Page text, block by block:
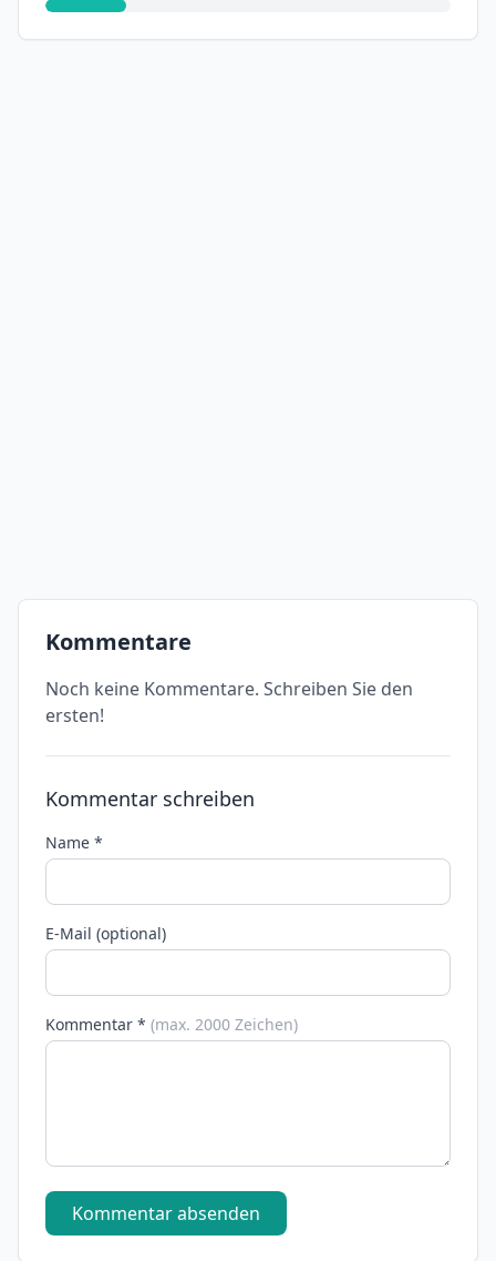
Kommentare
Noch keine Kommentare. Schreiben Sie den
ersten!
Kommentar schreiben
Name *
E-Mail (optional)
Kommentar * (max. 2000 Zeichen)
Kommentar absenden